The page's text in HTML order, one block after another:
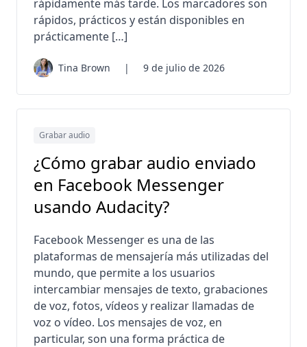
rápidamente más tarde. Los marcadores son
rápidos, prácticos y están disponibles en
prácticamente […]
Tina Brown | 9 de julio de 2026
Grabar audio
¿Cómo grabar audio enviado
en Facebook Messenger
usando Audacity?
Facebook Messenger es una de las
plataformas de mensajería más utilizadas del
mundo, que permite a los usuarios
intercambiar mensajes de texto, grabaciones
de voz, fotos, vídeos y realizar llamadas de
voz o vídeo. Los mensajes de voz, en
particular, son una forma práctica de